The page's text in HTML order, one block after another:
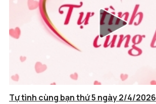
Tự tình cùng bạn thứ 5 ngày 2/4/2026